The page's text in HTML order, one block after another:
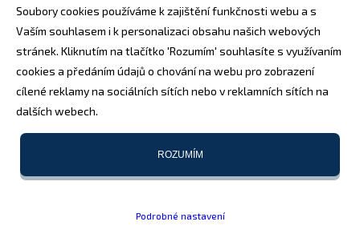
Soubory cookies používáme k zajištění funkčnosti webu a s
Vaším souhlasem i k personalizaci obsahu našich webových
stránek. Kliknutím na tlačítko 'Rozumím' souhlasíte s využívaním
cookies a předáním údajů o chování na webu pro zobrazení
cílené reklamy na sociálních sítích nebo v reklamních sítích na
dalších webech.
ROZUMÍM
Podrobné nastavení